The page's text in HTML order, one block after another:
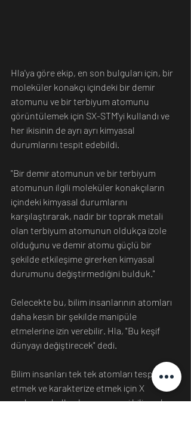
Hla'ya göre ekip, en son bulguları için, bir
moleküler konakçı içindeki bir demir
atomunu ve bir terbiyum atomunu
görüntülemek için SX-STM'yi kullandı ve
her ikisinin de ayrı ayrı kimyasal
durumlarını tespit edebildi.
"Bir demir atomunun ve bir terbiyum
atomunun ilgili moleküler konakçıların
içindeki kimyasal durumlarını
karşılaştırarak, nadir bir toprak metali
olan terbiyum atomunun oldukça izole
olduğunu ve demir atomu güçlü bir
şekilde etkileşime girerken kimyasal
durumunu değiştirmediğini bulduk."
Gelecekte bu, bilim insanlarının atomları
daha kesin bir şekilde manipüle
etmelerine izin verebilir. Hla, "Bu keşif
dünyayı değiştirecek" dedi.
Bilim insanları tek tek atomları tespit
etmek ve karakterize etmek için X
ışınlarının kullanılmasının yeni bilimsel